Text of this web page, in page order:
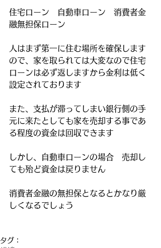
住宅ローン　自動車ローン　消費者金
融無担保ローン
人はまず第一に住む場所を確保します
ので、家を取られては大変なので住宅
ローンは必ず返しますから金利は低く
設定されております
また、支払が滞ってしまい銀行側の手
元に来たとしても家を売却する事であ
る程度の資金は回収できます
しかし、自動車ローンの場合　売却し
ても殆ど資金は戻りません
消費者金融の無担保となるとかなり厳
しくなるでしょう
タグ：